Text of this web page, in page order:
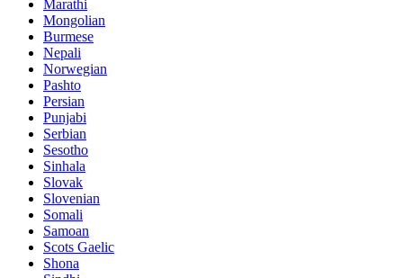
Marathi
Mongolian
Burmese
Nepali
Norwegian
Pashto
Persian
Punjabi
Serbian
Sesotho
Sinhala
Slovak
Slovenian
Somali
Samoan
Scots Gaelic
Shona